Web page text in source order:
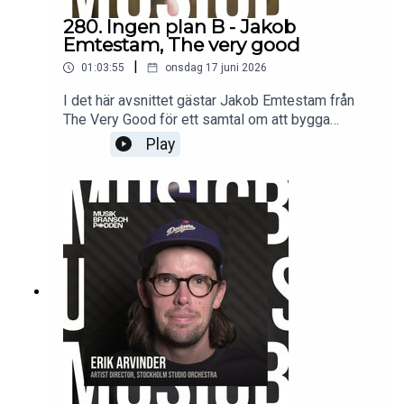
280. Ingen plan B - Jakob
Emtestam, The very good
01:03:55 | onsdag 17 juni 2026
I det här avsnittet gästar Jakob Emtestam från
The Very Good för ett samtal om att bygga
musikbolag, skapa möjligheter för låtskrivare och
navigera i en bransch där framgång sällan följer
en rak linje. Vi pratar om varför han aldrig haft
någon plan B, hur pitching fungerar bakom
kulisserna, varför vissa låtar kan ta över tio år att
hitta rätt hem och vad som krävs för att hålla fast
vid en idé när resultaten dröjer.
Play